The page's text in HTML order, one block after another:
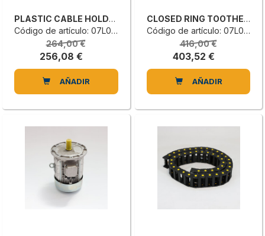
PLASTIC CABLE HOLDER CHAIN
Código de artículo: 07L0273242L
264,00 €
256,08 €
AÑADIR
CLOSED RING TOOTHED BELT
Código de artículo: 07L0118113G
416,00 €
403,52 €
AÑADIR